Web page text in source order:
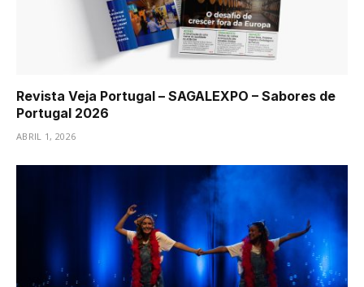
Revista Veja Portugal – SAGALEXPO – Sabores de
Portugal 2026
ABRIL 1, 2026